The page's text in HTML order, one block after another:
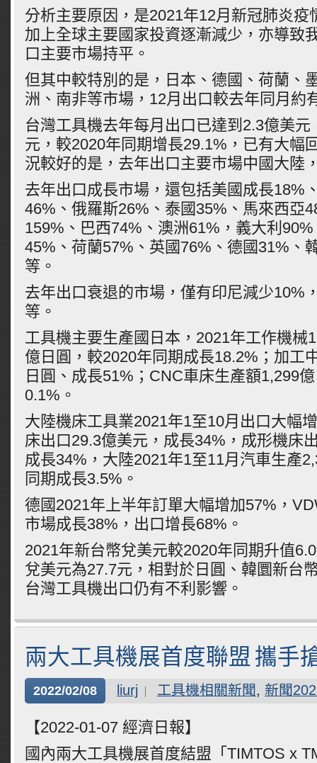
分析主要原因，是2021年12月新冠肺炎疫
加上全球主要國家投資逐漸減少，亦導致
口主要市場持平。
但其中較特別的是，日本、德國、荷蘭、
洲、南非等市場，12月出口較去年同月約
台灣工具機去年每月出口已達到2.3億美元
元，較2020年同期增長29.1%，已有大幅
況較好的是，去年出口主要市場中國大陸
去年出口成長市場，還包括美國成長18%
46%、俄羅斯26%、泰國35%、馬來西亞
159%、巴西74%、澳洲61%，義大利
45%、荷蘭57%、英國76%、德國31%、
等。
去年出口衰退的市場，僅有印尼減少10%
等。
工具機主要生產國日本，2021年工作機械
億日圓，較2020年同期成長18.2%；加工
日圓、成長51%；CNC車床生產額1,299
0.1%。
大陸機床工具業2021年1至10月出口大幅
床出口29.3億美元，成長34%，成形機床
成長34%，大陸2021年1至11月汽車生產
同期成長3.5%。
德國2021年上半年訂單大幅增加57%，
市場成長38%，出口增長68%。
2021年新台幣兌美元較2020年同期升值
兌美元為27.7元，相對於日圓、韓圜新台
台灣工具機出口仍有不利影響。
兩大工具機展首度聯盟 攜手
2022/02/08 liurj 工具機相關新聞, 新聞
【2022-01-07 經濟日報】
國內兩大工具機展首度結盟「TIMTOS x